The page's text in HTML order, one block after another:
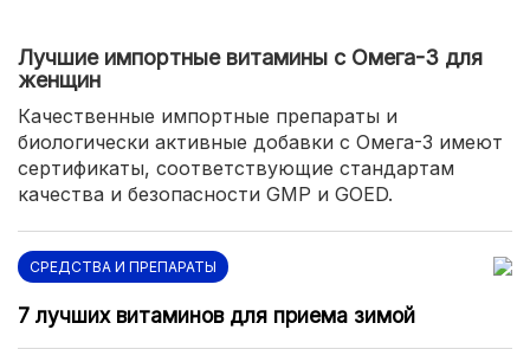
Лучшие импортные витамины с Омега-3 для
женщин
Качественные импортные препараты и
биологически активные добавки с Омега-3 имеют
сертификаты, соответствующие стандартам
качества и безопасности GMP и GOED.
СРЕДСТВА И ПРЕПАРАТЫ
7 лучших витаминов для приема зимой